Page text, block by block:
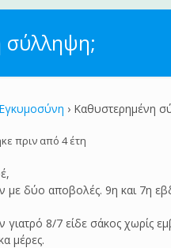
σύλληψη;
› Καθυστερημένη
πριν από 4 έτη
με δύο αποβολές. 9η και 7η
γιατρό 8/7 είδε σάκος χωρίς
μέρες.